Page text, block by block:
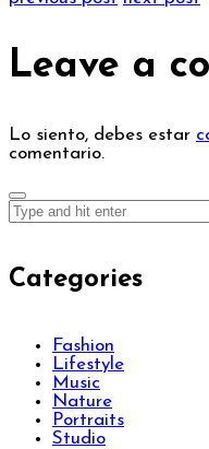
Leave a
Lo siento, debes estar
comentario.
Categories
Fashion
Lifestyle
Music
Nature
Portraits
Studio